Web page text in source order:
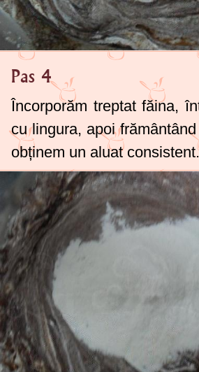
Pas 4
Încorporăm treptat făina,
cu lingura, apoi
obținem un aluat consistent.